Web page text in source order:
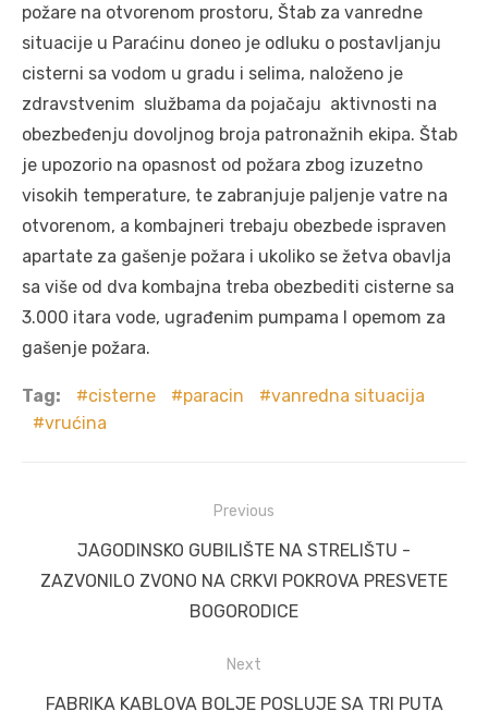
požare na otvorenom prostoru, Štab za vanredne
situacije u Paraćinu doneo je odluku o postavljanju
cisterni sa vodom u gradu i selima, naloženo je
zdravstvenim službama da pojačaju aktivnosti na
obezbeđenju dovoljnog broja patronažnih ekipa. Štab
je upozorio na opasnost od požara zbog izuzetno
visokih temperature, te zabranjuje paljenje vatre na
otvorenom, a kombajneri trebaju obezbede ispraven
apartate za gašenje požara i ukoliko se žetva obavlja
sa više od dva kombajna treba obezbediti cisterne sa
3.000 itara vode, ugrađenim pumpama I opemom za
gašenje požara.
Tag: cisterne paracin
vanredna situacija
vrućina
navigation
Previous
Previous
post:
JAGODINSKO GUBILIŠTE NA STRELIŠTU -
ZAZVONILO ZVONO NA CRKVI POKROVA PRESVETE
BOGORODICE
Next
Next
FABRIKA KABLOVA BOLJE POSLUJE SA TRI PUTA